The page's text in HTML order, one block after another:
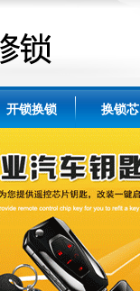
开锁换锁 换锁芯